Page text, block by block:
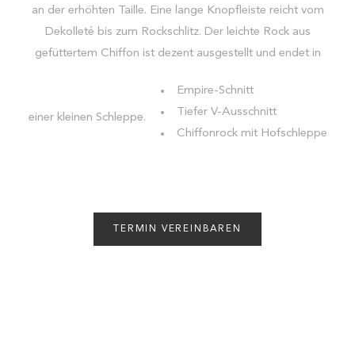
an der erhöhten Taille. Eine lange Knopfleiste reicht vom
Dekolleté bis zum Rockschlitz. Der leichte Rock aus
gefüttertem Chiffon ist dezent ausgestellt und endet in
einer kleinen Schleppe.
Empire-Schnitt
Tiefer V-Ausschnitt
Chiffonrock mit Hofschleppe
TERMIN VEREINBAREN